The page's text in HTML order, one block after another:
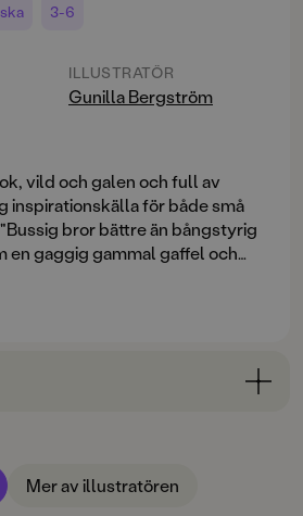
3-6
ILLUSTRATÖR
Gunilla Bergström
vild och galen och full av
inspirationskälla för både små
bror bättre än bångstyrig
växa, eller om hedenhösarna
Mer av illustratören